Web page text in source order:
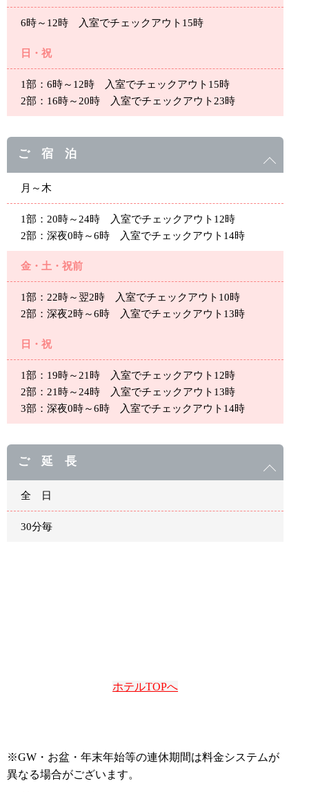
6時～12時 入室でチェックアウト15時
日・祝
1部：6時～12時 入室でチェックアウト15時
2部：16時～20時 入室でチェックアウト23時
ご 宿 泊
月～木
1部：20時～24時 入室でチェックアウト12時
2部：深夜0時～6時 入室でチェックアウト14時
金・土・祝前
1部：22時～翌2時 入室でチェックアウト10時
2部：深夜2時～6時 入室でチェックアウト13時
日・祝
1部：19時～21時 入室でチェックアウト12時
2部：21時～24時 入室でチェックアウト13時
3部：深夜0時～6時 入室でチェックアウト14時
ご 延 長
全 日
30分毎
ホテルTOPへ
※GW・お盆・年末年始等の連休期間は料金システムが
異なる場合がございます。